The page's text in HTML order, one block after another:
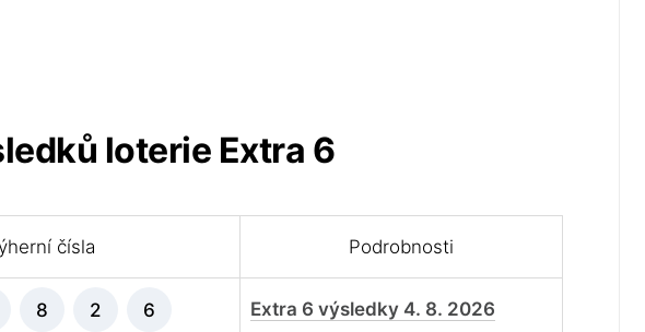
loterie Extra 6
čísla Podrobnosti
8 2 6 Extra 6 výsledky 4. 8. 2026